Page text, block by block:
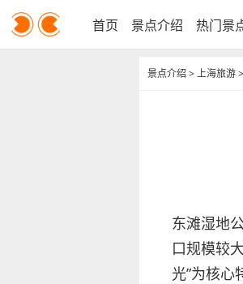
首页 景点介绍 热门景
景点介绍 >上海旅游>
东滩湿地
口规模较
光”为核